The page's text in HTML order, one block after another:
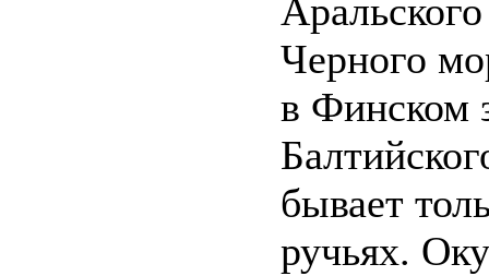
Черного
в Финском
бывает
ручьях.